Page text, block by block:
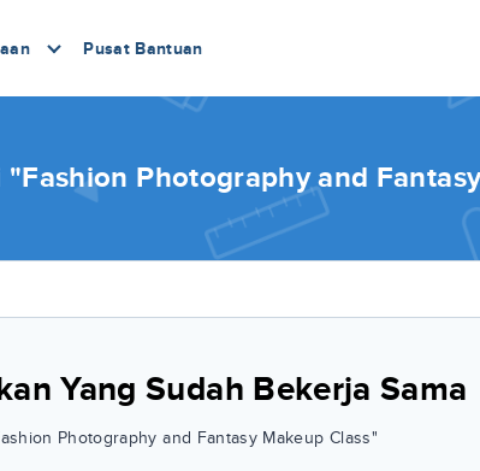
Pusat Bantuan
Photography and
Yang Sudah Bekerja Sama
Photography and Fantasy Makeup Class"